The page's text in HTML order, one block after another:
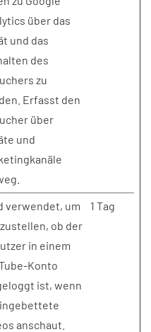
über das
und das
des
zu
Erfasst den
über
und
verwendet, um
ob der
in einem
Konto
ist, wenn
anschaut.
1 Tag